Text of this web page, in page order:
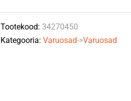
ava
15,5mm
quantity
Tootekood: 34270450
Kategooria:Varuosad->Varuosad